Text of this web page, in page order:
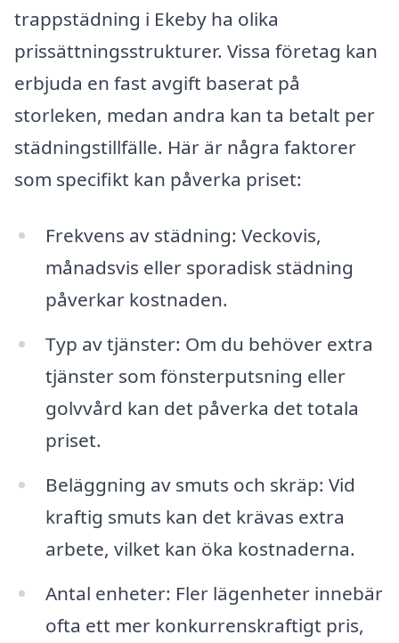
trappstädning i Ekeby ha olika
prissättningsstrukturer. Vissa företag kan
erbjuda en fast avgift baserat på
storleken, medan andra kan ta betalt per
städningstillfälle. Här är några faktorer
som specifikt kan påverka priset:
Frekvens av städning: Veckovis,
månadsvis eller sporadisk städning
påverkar kostnaden.
Typ av tjänster: Om du behöver extra
tjänster som fönsterputsning eller
golvvård kan det påverka det totala
priset.
Beläggning av smuts och skräp: Vid
kraftig smuts kan det krävas extra
arbete, vilket kan öka kostnaderna.
Antal enheter: Fler lägenheter innebär
ofta ett mer konkurrenskraftigt pris,